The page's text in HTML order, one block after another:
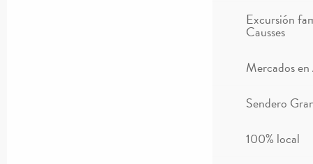
Excursión
Causses
Mercados
Sendero
100% local